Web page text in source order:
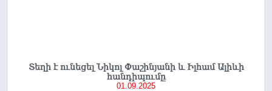
Տեղի է ունեցել Նիկոլ Փաշինյանի և Իլհամ Ալիևի
հանդիպումը
01.09.2025